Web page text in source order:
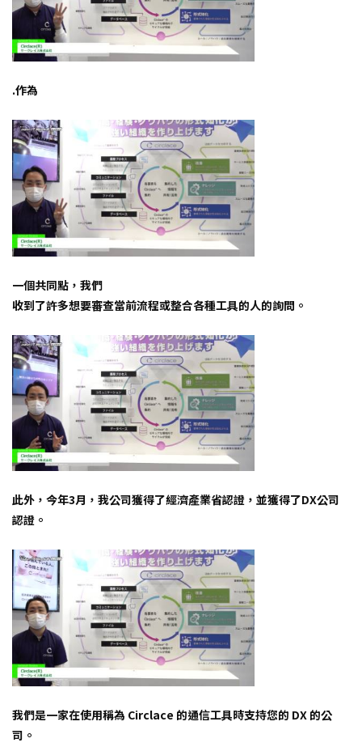
.作為
一個共同點，我們
收到了許多想要審查當前流程或整合各種工具的人的詢問。
此外，今年3月，我公司獲得了經濟產業省認證，並獲得了DX公司
認證。
我們是一家在使用稱為 Circlace 的通信工具時支持您的 DX 的公
司。